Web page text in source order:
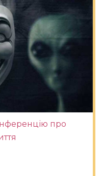
про